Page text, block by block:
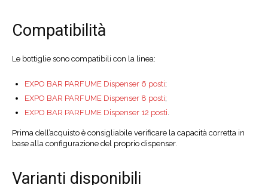
Compatibilità
Le bottiglie sono compatibili con la linea:
EXPO BAR PARFUME Dispenser 6 posti;
EXPO BAR PARFUME Dispenser 8 posti;
EXPO BAR PARFUME Dispenser 12 posti.
Prima dell’acquisto è consigliabile verificare la capacità corretta in
base alla configurazione del proprio dispenser.
Varianti disponibili